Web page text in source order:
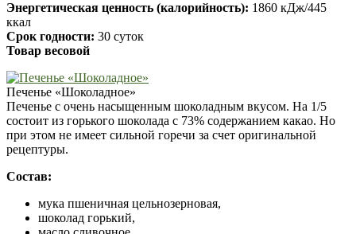
Энергетическая ценность (калорийность): 1860 кДж/445
ккал
Срок годности: 30 суток
Товар весовой
Печенье «Шоколадное»
Печенье с очень насыщенным шоколадным вкусом. На 1/5
состоит из горького шоколада с 73% содержанием какао. Но
при этом не имеет сильной горечи за счет оригинальной
рецептуры.
Состав:
мука пшеничная цельнозерновая,
шоколад горький,